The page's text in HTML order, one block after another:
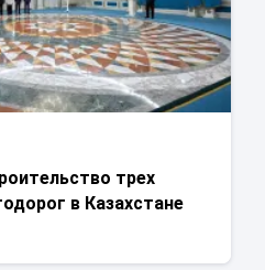
трех
в Казахстане